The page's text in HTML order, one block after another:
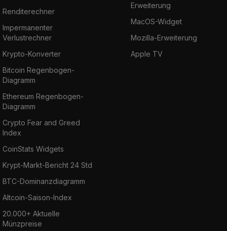
Renditerechner
Impermanenter
Verlustrechner
Krypto-Konverter
Bitcoin Regenbogen-
Diagramm
Ethereum Regenbogen-
Diagramm
Crypto Fear and Greed
Index
CoinStats Widgets
Krypt-Markt-Bericht 24 Std
BTC-Dominanzdiagramm
Altcoin-Saison-Index
20.000+ Aktuelle
Münzpreise
Erweiterung
MacOS-Widget
Mozilla-Erweiterung
Apple TV